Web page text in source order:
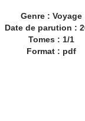
Genre : Voyage
Date de parution :
Tomes : 1/1
Format : pdf